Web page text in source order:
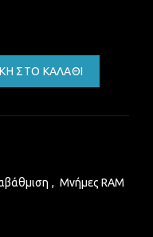
ΣΤΟ ΚΑΛΆΘΙ
, Μνήμες RAM